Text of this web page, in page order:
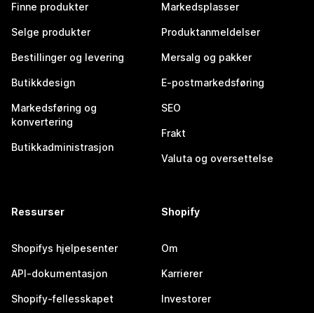
Finne produkter
Selge produkter
Bestillinger og levering
Butikkdesign
Markedsføring og
konvertering
Butikkadministrasjon
Markedsplasser
Produktanmeldelser
Mersalg og pakker
E-postmarkedsføring
SEO
Frakt
Valuta og oversettelse
Ressurser
Shopifys hjelpesenter
API-dokumentasjon
Shopify-fellesskapet
Shopify
Om
Karrierer
Investorer